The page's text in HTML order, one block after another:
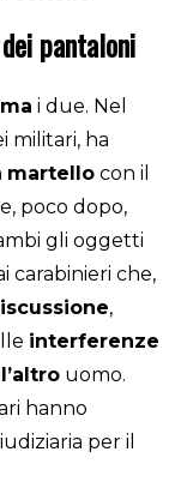
pantaloni
i due. Nel
militari, ha
martello con il
poco dopo,
gli oggetti
carabinieri che,
,
interferenze
uomo.
hanno
per il